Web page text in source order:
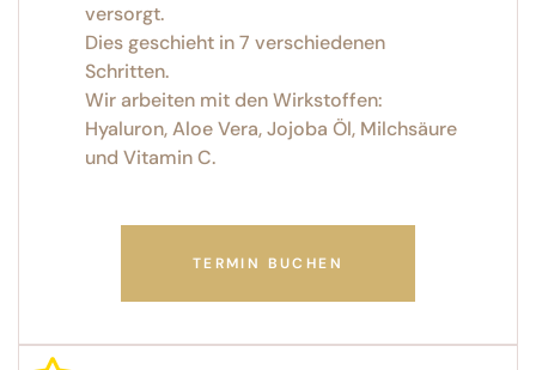
versorgt.
Dies geschieht in 7 verschiedenen
Schritten.
Wir arbeiten mit den Wirkstoffen:
Hyaluron, Aloe Vera, Jojoba Öl, Milchsäure
und Vitamin C.
TERMIN BUCHEN